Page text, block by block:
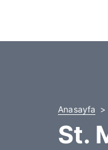
Anasayfa
St.